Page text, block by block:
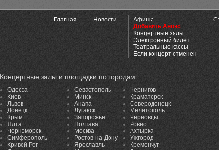
Главная Новости
Афиша
Добавить Анонс
Концертные залы
Электронный билет
Театральные кассы
Если концерт отменен
Концертные залы и площадки по городам
Одесса
Киев
Львов
Донецк
Крым
Ялта
Черноморск
Симферополь
Кривой Рог
Севастополь
Минск
Анапа
Луганск
Запорожье
Полтава
Москва
Ростов-на-Дону
Ярославль
Чернигов
Краматорск
Северодонецк
Мелитополь
Черновцы
Ровно
Ахтырка
Ужгород
Кременчуг